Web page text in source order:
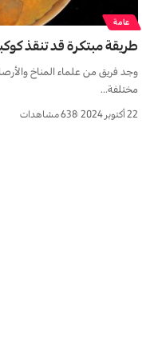
عامة
طريقة مبتكرة قد تنقذ
وجد فريق من علماء المناخ
مختلفة…
22 أكتوبر 2024 638 مشاهدات